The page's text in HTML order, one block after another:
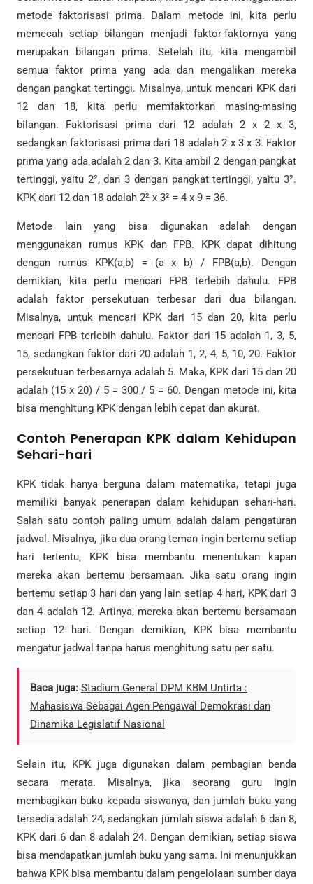
metode faktorisasi prima. Dalam metode ini, kita perlu
memecah setiap bilangan menjadi faktor-faktornya yang
merupakan bilangan prima. Setelah itu, kita mengambil
semua faktor prima yang ada dan mengalikan mereka
dengan pangkat tertinggi. Misalnya, untuk mencari KPK dari
12 dan 18, kita perlu memfaktorkan masing-masing
bilangan. Faktorisasi prima dari 12 adalah 2 x 2 x 3,
sedangkan faktorisasi prima dari 18 adalah 2 x 3 x 3. Faktor
prima yang ada adalah 2 dan 3. Kita ambil 2 dengan pangkat
tertinggi, yaitu 2², dan 3 dengan pangkat tertinggi, yaitu 3².
KPK dari 12 dan 18 adalah 2² x 3² = 4 x 9 = 36.
Metode lain yang bisa digunakan adalah dengan
menggunakan rumus KPK dan FPB. KPK dapat dihitung
dengan rumus KPK(a,b) = (a x b) / FPB(a,b). Dengan
demikian, kita perlu mencari FPB terlebih dahulu. FPB
adalah faktor persekutuan terbesar dari dua bilangan.
Misalnya, untuk mencari KPK dari 15 dan 20, kita perlu
mencari FPB terlebih dahulu. Faktor dari 15 adalah 1, 3, 5,
15, sedangkan faktor dari 20 adalah 1, 2, 4, 5, 10, 20. Faktor
persekutuan terbesarnya adalah 5. Maka, KPK dari 15 dan 20
adalah (15 x 20) / 5 = 300 / 5 = 60. Dengan metode ini, kita
bisa menghitung KPK dengan lebih cepat dan akurat.
Contoh Penerapan KPK dalam Kehidupan
Sehari-hari
KPK tidak hanya berguna dalam matematika, tetapi juga
memiliki banyak penerapan dalam kehidupan sehari-hari.
Salah satu contoh paling umum adalah dalam pengaturan
jadwal. Misalnya, jika dua orang teman ingin bertemu setiap
hari tertentu, KPK bisa membantu menentukan kapan
mereka akan bertemu bersamaan. Jika satu orang ingin
bertemu setiap 3 hari dan yang lain setiap 4 hari, KPK dari 3
dan 4 adalah 12. Artinya, mereka akan bertemu bersamaan
setiap 12 hari. Dengan demikian, KPK bisa membantu
mengatur jadwal tanpa harus menghitung satu per satu.
Baca juga: Stadium General DPM KBM Untirta :
Mahasiswa Sebagai Agen Pengawal Demokrasi dan
Dinamika Legislatif Nasional
Selain itu, KPK juga digunakan dalam pembagian benda
secara merata. Misalnya, jika seorang guru ingin
membagikan buku kepada siswanya, dan jumlah buku yang
tersedia adalah 24, sedangkan jumlah siswa adalah 6 dan 8,
KPK dari 6 dan 8 adalah 24. Dengan demikian, setiap siswa
bisa mendapatkan jumlah buku yang sama. Ini menunjukkan
bahwa KPK bisa membantu dalam pengelolaan sumber daya